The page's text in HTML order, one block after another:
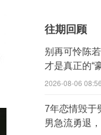
往期回顾
别再可怜陈
才是真正的“
2026-08-06 08:56
7年恋情毁于
男急流勇退